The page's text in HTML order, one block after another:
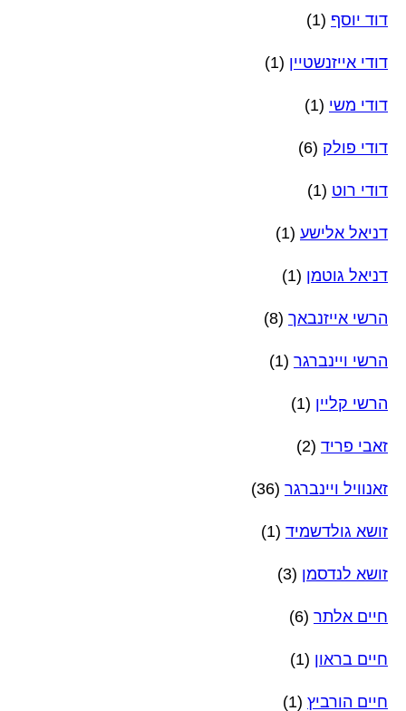
דוד יוסף (1)
דודי אייזנשטיין (1)
דודי משי (1)
דודי פולק (6)
דודי רוט (1)
דניאל אלישע (1)
דניאל גוטמן (1)
הרשי אייזנבאך (8)
הרשי ויינברגר (1)
הרשי קליין (1)
זאבי פריד (2)
זאנוויל ויינברגר (36)
זושא גולדשמיד (1)
זושא לנדסמן (3)
חיים אלתר (6)
חיים בראון (1)
חיים הורביץ (1)